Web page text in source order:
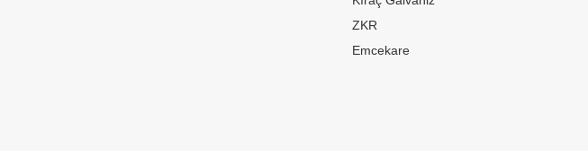
ZKR
Emcekare